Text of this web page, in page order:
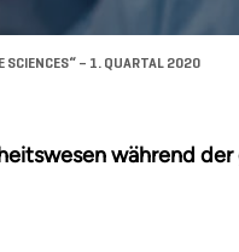
SCIENCES“ – 1. QUARTAL 2020
während der